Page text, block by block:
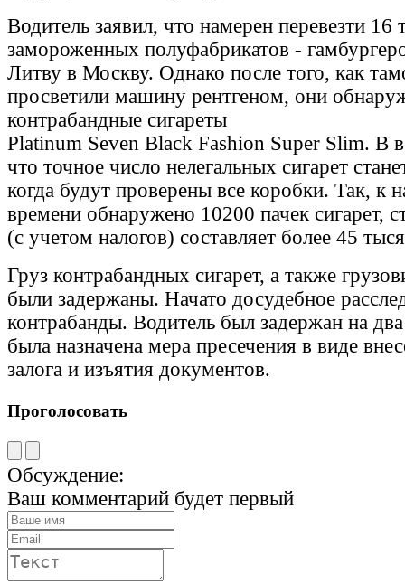
Водитель заявил, что намерен перевезти 16
замороженных полуфабрикатов -
Литву в Москву. Однако после того, как
просветили машину рентгеном, они
контрабандные сигареты
Platinum Seven Black Fashion Super Slim. В
что точное число нелегальных сигарет
когда будут проверены все коробки. Так, к
времени обнаружено 10200 пачек сигарет,
(с учетом налогов) составляет более 45
Груз контрабандных сигарет, а также
были задержаны. Начато досудебное
контрабанды. Водитель был задержан на
была назначена мера пресечения в виде
залога и изъятия документов.
Проголосовать
Обсуждение:
Ваш комментарий будет первый